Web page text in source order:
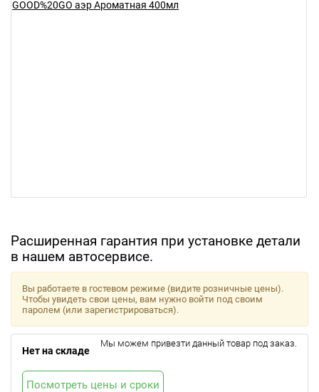
Расширенная гарантия при установке детали
в нашем автосервисе.
Вы работаете в гостевом режиме (видите розничные цены).
Чтобы увидеть свои цены, вам нужно войти под своим
паролем (или зарегистрироваться).
Нет на складе
Мы можем привезти данный товар под заказ.
Посмотреть цены и сроки